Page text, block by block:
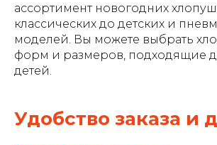
ассортимент новогодних
классических до детских и
моделей. Вы можете выбрать
форм и размеров, подходящие
детей.
Удобство заказа и